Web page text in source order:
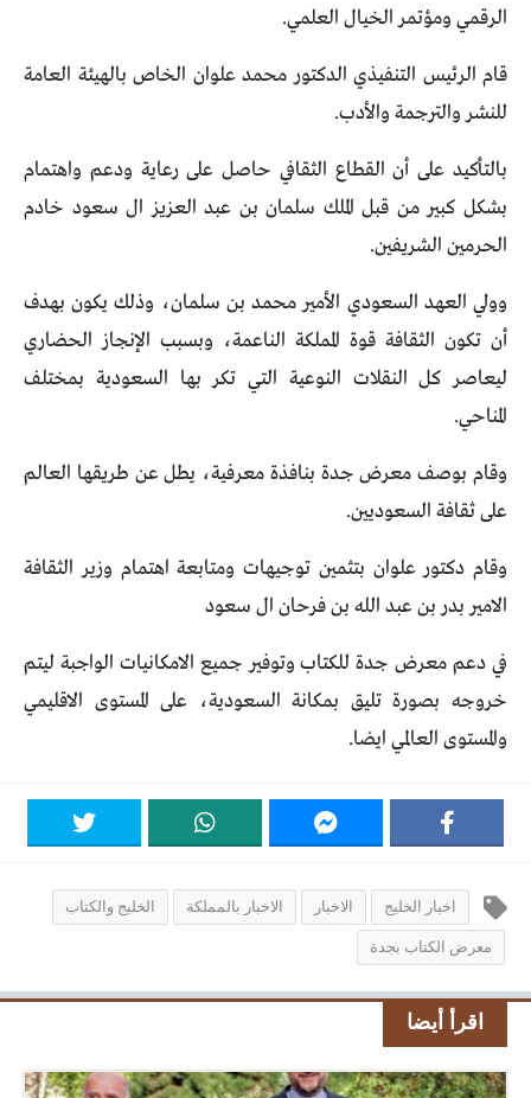
الرقمي ومؤتمر الخيال العلمي.
قام الرئيس التنفيذي الدكتور محمد علوان الخاص بالهيئة العامة
للنشر والترجمة والأدب.
بالتأكيد على أن القطاع الثقافي حاصل على رعاية ودعم واهتمام
بشكل كبير من قبل الملك سلمان بن عبد العزيز ال سعود خادم
الحرمين الشريفين.
وولي العهد السعودي الأمير محمد بن سلمان، وذلك يكون بهدف
أن تكون الثقافة قوة المملكة الناعمة، وبسبب الإنجاز الحضاري
ليعاصر كل النقلات النوعية التي تكر بها السعودية بمختلف
المناحي.
وقام بوصف معرض جدة بنافذة معرفية، يطل عن طريقها العالم
على ثقافة السعوديين.
وقام دكتور علوان بتثمين توجيهات ومتابعة اهتمام وزير الثقافة
الامير بدر بن عبد الله بن فرحان ال سعود
في دعم معرض جدة للكتاب وتوفير جميع الامكانيات الواجبة ليتم
خروجه بصورة تليق بمكانة السعودية، على المستوى الاقليمي
والمستوى العالمي ايضا.
اخبار الخليج الاخبار الاخبار بالمملكة الخليج والكتاب
معرض الكتاب بجدة
اقرأ أيضا